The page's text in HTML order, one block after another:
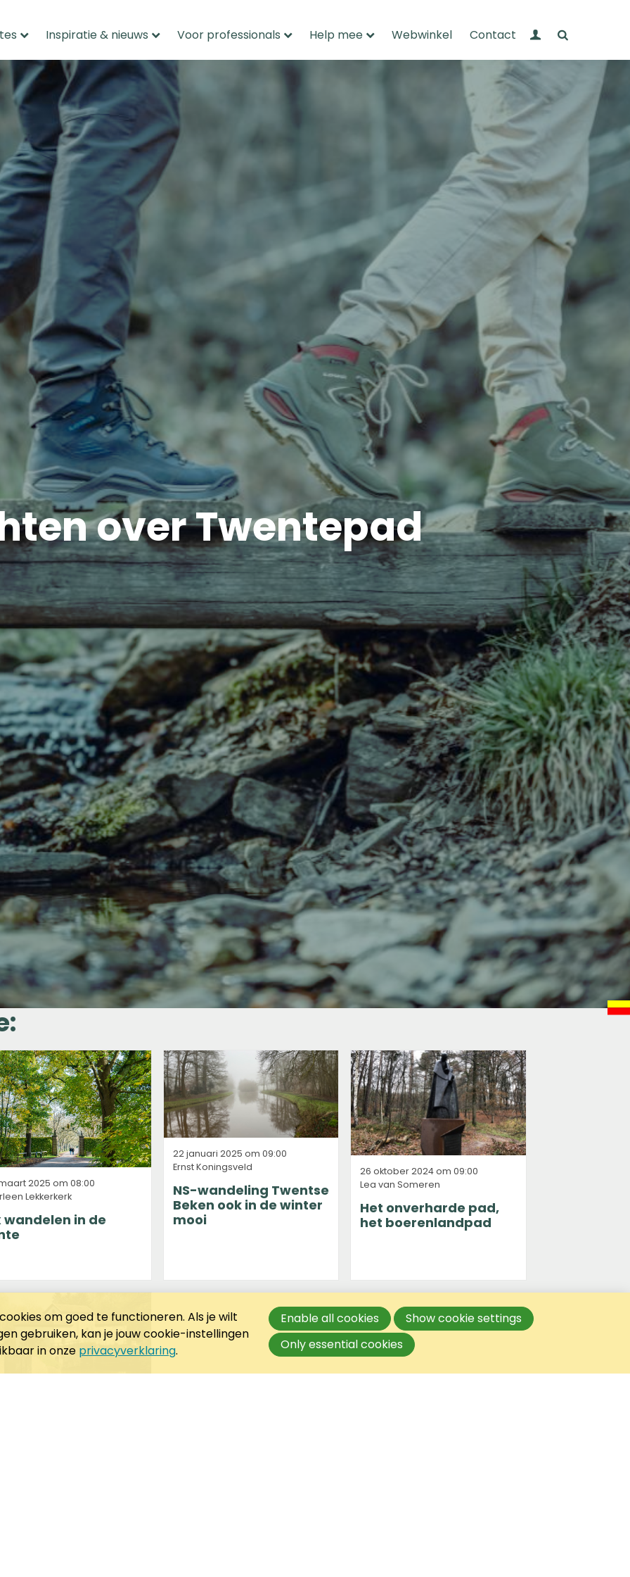
Inspiratie & nieuws Voor professionals Help mee Webwinkel Contact Mijn Wandelnet
over Twentepad
2025 om 08:00
Lekkerkerk
wandelen in de
22 januari 2025 om 09:00
Ernst Koningsveld
NS-wandeling Twentse
Beken ook in de winter
mooi
26 oktober 2024 om 09:00
Lea van Someren
Het onverharde pad,
het boerenlandpad
om goed te functioneren. Als je wilt
gebruiken, kan je jouw cookie-instellingen
in onze privacyverklaring.
Enable all cookies
Show cookie settings
Only essential cookies